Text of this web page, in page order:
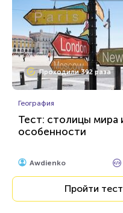
Проходили 392 раза
География
Тест: столицы мира
особенности
Awdienko
Пройти тест